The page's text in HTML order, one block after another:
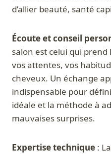
d’allier beauté, santé
Écoute et conseil
salon est celui qui
vos attentes, vos
cheveux. Un échange
indispensable pour
idéale et la méthode à
mauvaises surprises.
Expertise technique :